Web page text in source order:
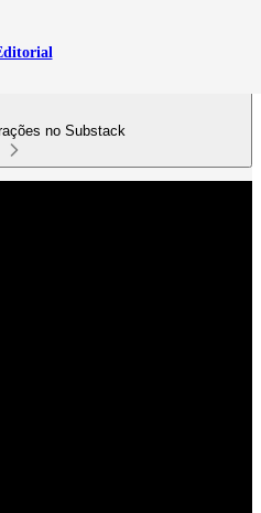
no Substack